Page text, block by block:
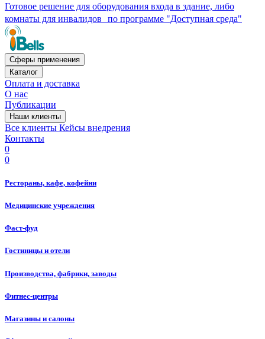
Готовое решение для оборудования входа в здание, либо
комнаты для инвалидов по программе "Доступная среда"
Сферы применения
Каталог
Оплата и доставка
О нас
Публикации
Наши клиенты
Все клиенты Кейсы внедрения
Контакты
0
0
Рестораны, кафе, кофейни
Медицинские учреждения
Фаст-фуд
Гостиницы и отели
Производства, фабрики, заводы
Фитнес-центры
Магазины и салоны